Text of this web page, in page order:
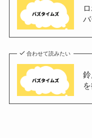
合わせて読みたい